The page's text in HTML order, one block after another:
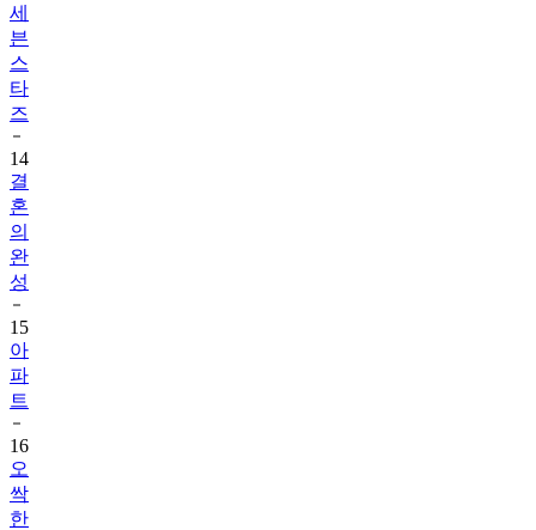
세
븐
스
타
즈
14
결
혼
의
완
성
15
아
파
트
16
오
싹
한